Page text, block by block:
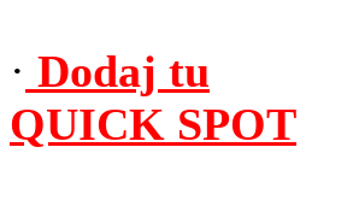
· Dodaj tu
QUICK SPOT